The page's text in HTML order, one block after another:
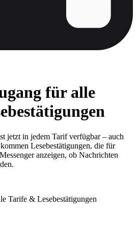
für alle
jetzt in jedem Tarif verfügbar – auch
Lesebestätigungen, die für
anzeigen, ob Nachrichten